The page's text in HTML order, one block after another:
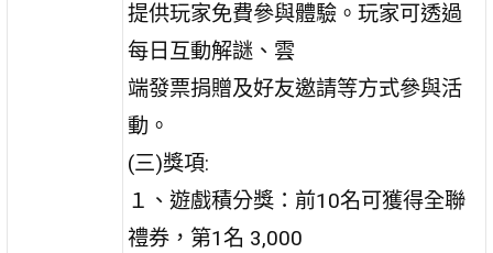
提供玩家免費參與體驗。玩家可透過
每日互動解謎、雲
端發票捐贈及好友邀請等方式參與活
動。
(三)獎項:
１、遊戲積分獎：前10名可獲得全聯
禮券，第1名 3,000